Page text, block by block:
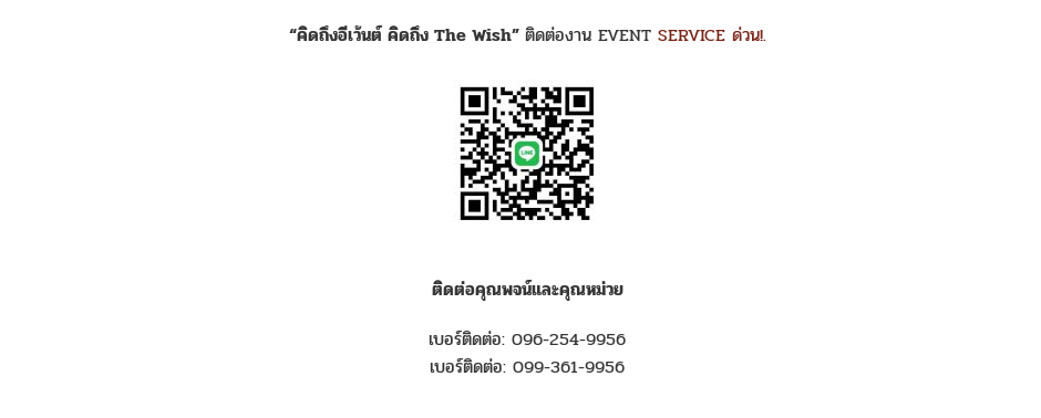
“คิดถึงอีเว้นต์ คิดถึง The Wish” ติดต่องาน EVENT SERVICE ด่วน!.
ติดต่อคุณพจน์และคุณหม่วย
เบอร์ติดต่อ: 096-254-9956
เบอร์ติดต่อ: 099-361-9956